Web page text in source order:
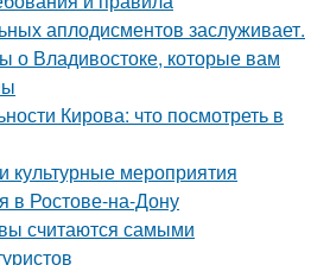
аплодисментов заслуживает.
о Владивостоке, которые вам
Кирова: что посмотреть в
культурные мероприятия
в Ростове-на-Дону
считаются самыми